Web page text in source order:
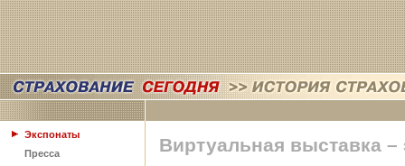
Экспонаты
Пресса
Виртуальная выставка –